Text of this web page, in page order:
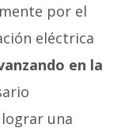
por el
eléctrica
en la
una